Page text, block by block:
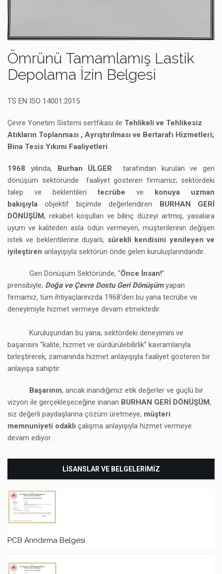
Ömrünü Tamamlamış Lastik
Depolama İzin Belgesi
TS EN ISO 14001:2015
Çevre Yönetim Sistemi sertfikası ile Tehlikeli ve Tehlikesiz
Atıkların Toplanması , Ayrıştırılması ve Bertarafı Hizmetleri;
Bina Tesis Yıkımı Faaliyetleri
1968 yılında, Burhan ÜLGER tarafından kurulan ve geri
dönüşüm sektöründe faaliyet gösteren firmamız; sektördeki
talep ve beklentileri tecrübe ve konuya uzman
bakışıyla objektif biçimde değerlendiren BURHAN GERİ
DÖNÜŞÜM, rekabet koşulları ve bilinç düzeyi artmış, yasalara
uyum ve kaliteden asla ödün vermeyen, müşterilerinin değişen
istek ve beklentilerine duyarlı; sürekli kendisini yenileyen ve
iyileştiren anlayışıyla sektörün önde gelen kuruluşlarındandır.
Geri Dönüşüm Sektöründe, "Önce İnsan!"
prensibiyle; Doğa ve Çevre Dostu Geri Dönüşümyapan
firmamız, tüm ihtiyaçlarınızda 1968'den bu yana tecrübe ve
deneyimiyle hizmet vermeye devam etmektedir.
Kuruluşundan bu yana, sektördeki deneyimini ve
başarısını “kalite, hizmet ve sürdürülebilirlik” kavramlarıyla
birleştirerek, zamanında hizmet anlayışıyla faaliyet gösteren bir
anlayışa sahiptir.
Başarının, ancak inandığımız etik değerler ve güçlü bir
vizyon ile gerçekleşeceğine inanan BURHAN GERİ DÖNÜŞÜM,
siz değerli paydaşlarına çözüm üretmeye, müşteri
memnuniyeti odaklı çalışma anlayışıyla hizmet vermeye
devam ediyor.
LİSANSLAR VE BELGELERİMİZ
PCB Arındırma Belgesi